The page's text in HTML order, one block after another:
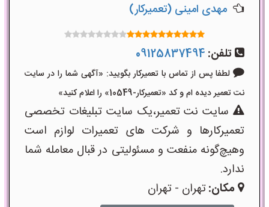
مهدی امینی (تعمیرکار)
تلفن: 09125837494
لطفا پس از تماس با تعمیرکار بگویید: «آگهی شما را در سایت
نت تعمیر دیده ام و کد «تعمیرکار-10549» را اعلام کنید»
سایت نت تعمیر،یک سایت تبلیغات تخصصی
تعمیرکارها و شرکت های تعمیرات لوازم است
وهیچ‌گونه منفعت و مسئولیتی در قبال معامله شما
ندارد.
مکان:تهران - تهران